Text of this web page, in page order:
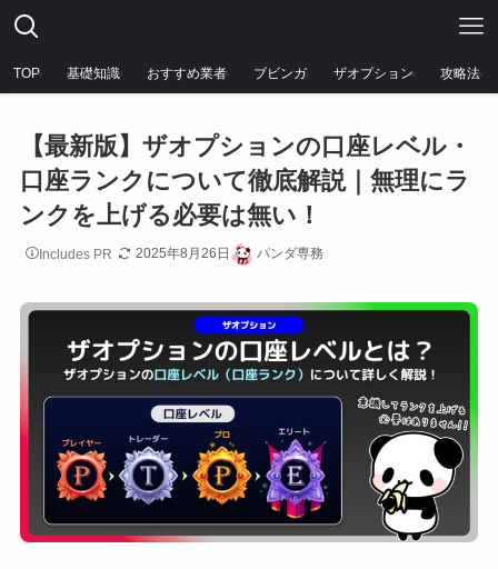
TOP 基礎知識 おすすめ業者 ブビンガ ザオプション 攻略法
【最新版】ザオプションの口座レベル・
口座ランクについて徹底解説｜無理にラ
ンクを上げる必要は無い！
Includes PR 2025年8月26日 パンダ専務